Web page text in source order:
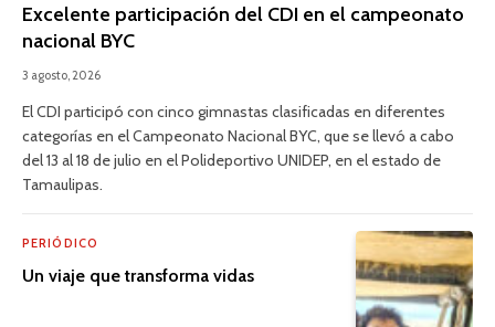
Excelente participación del CDI en el campeonato
nacional BYC
3 agosto, 2026
El CDI participó con cinco gimnastas clasificadas en diferentes
categorías en el Campeonato Nacional BYC, que se llevó a cabo
del 13 al 18 de julio en el Polideportivo UNIDEP, en el estado de
Tamaulipas.
PERIÓDICO
Un viaje que transforma vidas